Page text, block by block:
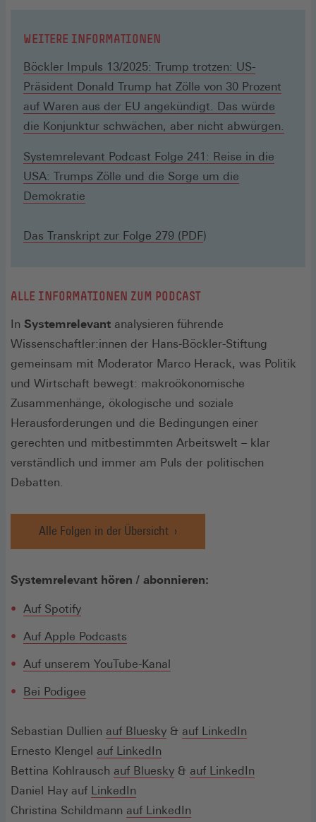
WEITERE INFORMATIONEN
Böckler Impuls 13/2025: Trump trotzen: US-
Präsident Donald Trump hat Zölle von 30 Prozent
auf Waren aus der EU angekündigt. Das würde
die Konjunktur schwächen, aber nicht abwürgen.
Systemrelevant Podcast Folge 241: Reise in die
USA: Trumps Zölle und die Sorge um die
Demokratie
Das Transkript zur Folge 279 (PDF)
ALLE INFORMATIONEN ZUM PODCAST
In Systemrelevant analysieren führende
Wissenschaftler:innen der Hans-Böckler-Stiftung
gemeinsam mit Moderator Marco Herack, was Politik
und Wirtschaft bewegt: makroökonomische
Zusammenhänge, ökologische und soziale
Herausforderungen und die Bedingungen einer
gerechten und mitbestimmten Arbeitswelt – klar
verständlich und immer am Puls der politischen
Debatten.
Alle Folgen in der Übersicht
Systemrelevant hören / abonnieren:
Auf Spotify(Öffnet
einem
neuen
Fenster)
Auf Apple Podcasts
einem
Auf unserem YouTube-Kanal
Fenster)
Bei Podigee
einem
neuen
Fenster)
Sebastian Dullien auf (Öffnet
in
einem
neuen
Fenster)
Bluesky(Öffnet
einem
Fenster)
& auf LinkedIn
einem
Ernesto Klengel auf LinkedIn
in
neuen
Bettina Kohlrausch auf Bluesky(Öffnet
einem
& auf LinkedIn
Daniel Hay auf LinkedIn
in
Christina Schildmann auf LinkedIn